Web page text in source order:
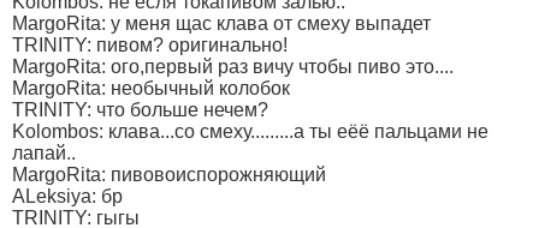
MargoRita: у меня щас клава от смеху выпадет
TRINITY: пивом? оригинально!
MargoRita: ого,первый раз вичу чтобы пиво это....
MargoRita: необычный колобок
TRINITY: что больше нечем?
Kolombos: клава...со смеху.........а ты еёё пальцами не
лапай..
MargoRita: пивовоиспорожняющий
ALeksiya: бр
TRINITY: гыгы